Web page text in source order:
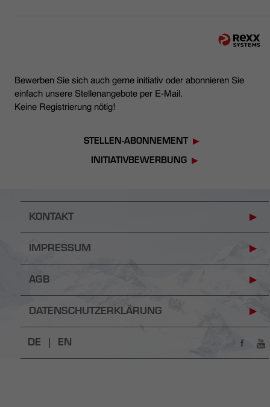
Bewerben Sie sich auch gerne initiativ oder abonnieren Sie
einfach unsere Stellenangebote per E-Mail.
Keine Registrierung nötig!
STELLEN-ABONNEMENT
INITIATIVBEWERBUNG
KONTAKT
IMPRESSUM
AGB
DATENSCHUTZERKLÄRUNG
DE | EN